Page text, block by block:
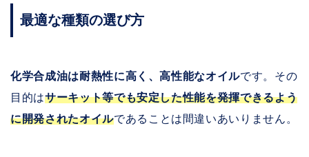
最適な種類の選び方
化学合成油は耐熱性に高く、高性能なオイルです。その
目的はサーキット等でも安定した性能を発揮できるよう
に開発されたオイルであることは間違いあいりません。